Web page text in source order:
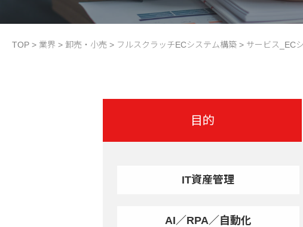
TOP > 業界 > 卸売・小売 > フルスクラッチECシステム構築 > サービス_EC
目的
IT資産管理
AI／RPA／自動化